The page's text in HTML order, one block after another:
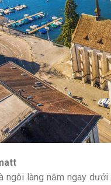
ngôi làng nằm ngay